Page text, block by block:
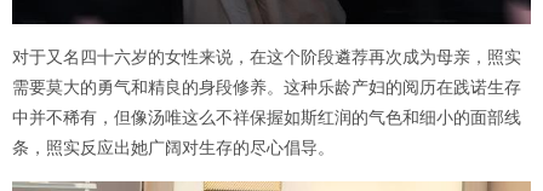
对于又名四十六岁的女性来说，在这个阶段遴荐再次成为母亲，照实
需要莫大的勇气和精良的身段修养。这种乐龄产妇的阅历在践诺生存
中并不稀有，但像汤唯这么不祥保握如斯红润的气色和细小的面部线
条，照实反应出她广阔对生存的尽心倡导。